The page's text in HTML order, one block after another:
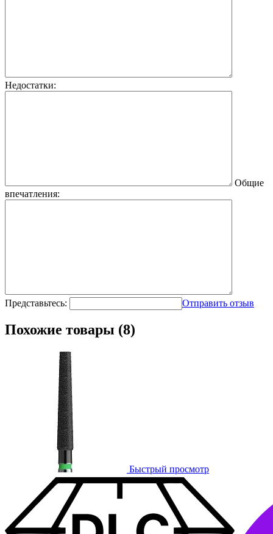
Недостатки:
Общие
впечатления:
Представьтесь: Отправить отзыв
Похожие товары (8)
Быстрый просмотр